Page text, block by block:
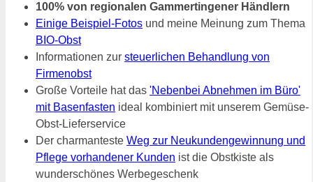
100% von regionalen Gammertingener Händlern
Einige Beispiel-Fotos und meine Meinung zum Thema
BIO-Obst
Informationen zur steuerlichen Behandlung von
Firmenobst
Große Vorteile hat das 'Nebenbei Abnehmen im Büro'
mit Basenfasten ideal kombiniert mit unserem Gemüse-
Obst-Lieferservice
Der charmanteste Weg zur Neukundengewinnung und
Pflege vorhandener Kunden ist die Obstkiste als
wunderschönes Werbegeschenk